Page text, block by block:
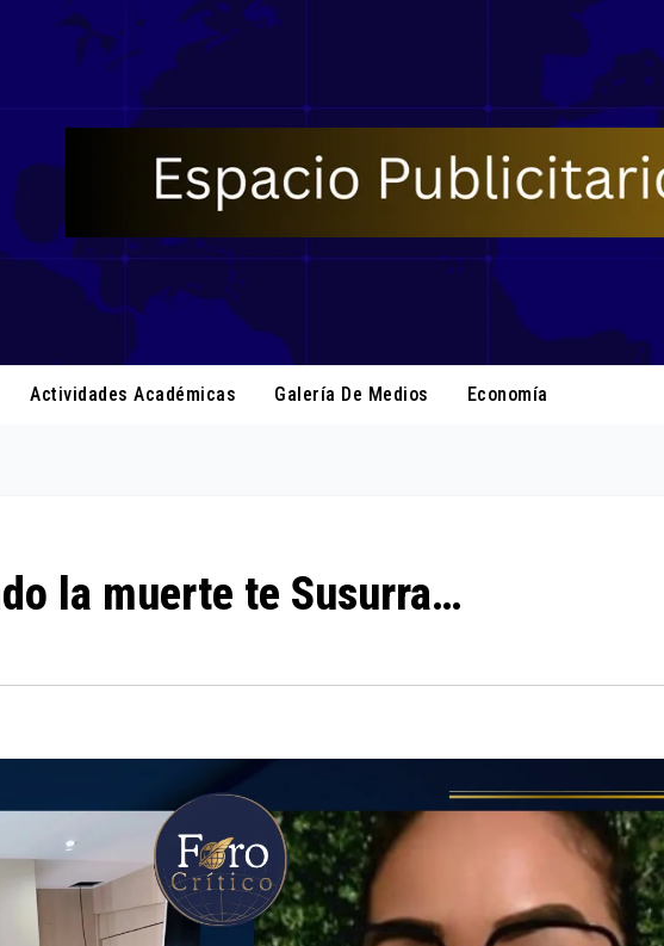
Actividades Académicas Galería De Medios Economía
la muerte te Susurra…